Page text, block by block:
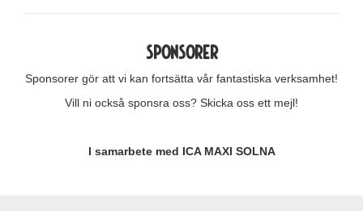
Sponsorer
Sponsorer gör att vi kan fortsätta vår fantastiska verksamhet!
Vill ni också sponsra oss? Skicka oss ett mejl!
I samarbete med ICA MAXI SOLNA